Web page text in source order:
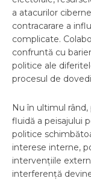
a atacurilor
contracarare a
complicate.
confruntă cu
politice ale
procesul de
Nu în ultimul
fluidă a peisajului
politice
interese interne,
intervențiile
interferență